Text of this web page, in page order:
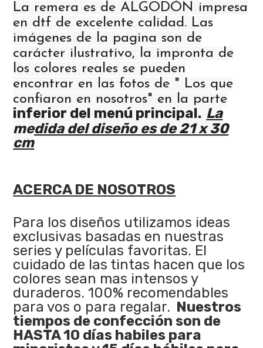
La remera es de ALGODÓN impresa
en dtf de excelente calidad. Las
imágenes de la pagina son de
carácter ilustrativo, la impronta de
los colores reales se pueden
encontrar en las fotos de " Los que
confiaron en nosotros" en la parte
inferior del menú principal. La
medida del diseño es de 21 x 30
cm
ACERCA DE NOSOTROS
Para los diseños utilizamos ideas
exclusivas basadas en nuestras
series y películas favoritas. El
cuidado de las tintas hacen que los
colores sean mas intensos y
duraderos. 100% recomendables
para vos o para regalar. Nuestros
tiempos de confección son de
HASTA 10 días habiles para